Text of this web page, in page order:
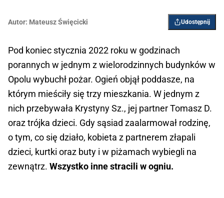
Autor: Mateusz Święcicki Udostępnij
Pod koniec stycznia 2022 roku w godzinach
porannych w jednym z wielorodzinnych budynków w
Opolu wybuchł pożar. Ogień objął poddasze, na
którym mieściły się trzy mieszkania. W jednym z
nich przebywała Krystyny Sz., jej partner Tomasz D.
oraz trójka dzieci. Gdy sąsiad zaalarmował rodzinę,
o tym, co się działo, kobieta z partnerem złapali
dzieci, kurtki oraz buty i w piżamach wybiegli na
zewnątrz. Wszystko inne stracili w ogniu.